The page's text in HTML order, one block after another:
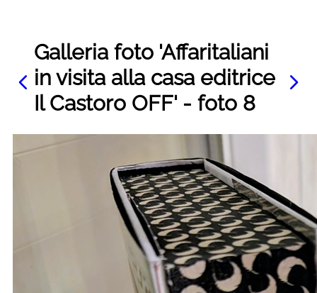
Galleria foto 'Affaritaliani
in visita alla casa editrice
Il Castoro OFF' - foto 8